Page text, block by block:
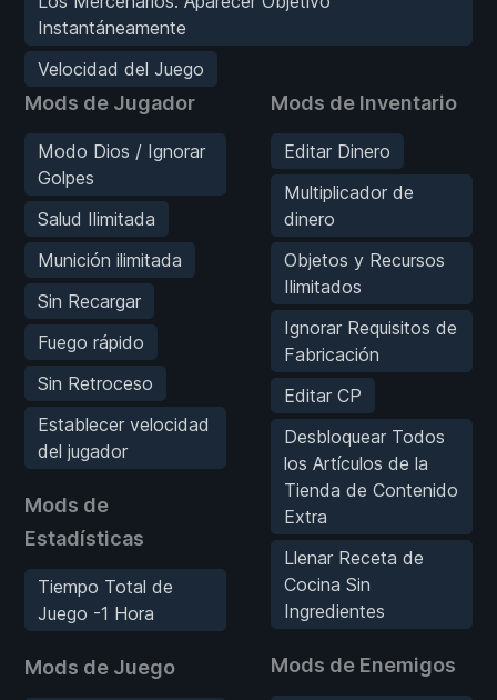
Instantáneamente
Velocidad del Juego
Mods de Jugador
Modo Dios / Ignorar
Golpes
Salud Ilimitada
Munición ilimitada
Sin Recargar
Fuego rápido
Sin Retroceso
Establecer velocidad
del jugador
Mods de
Estadísticas
Tiempo Total de
Juego -1 Hora
Mods de Juego
Mods de Inventario
Editar Dinero
Multiplicador de
dinero
Objetos y Recursos
Ilimitados
Ignorar Requisitos de
Fabricación
Editar CP
Desbloquear Todos
los Artículos de la
Tienda de Contenido
Extra
Llenar Receta de
Cocina Sin
Ingredientes
Mods de Enemigos